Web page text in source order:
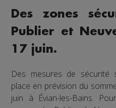
Des zones
Publier et
17 juin.
Des mesures de sécurité
place en prévision du
juin à Évian-les-Bains.